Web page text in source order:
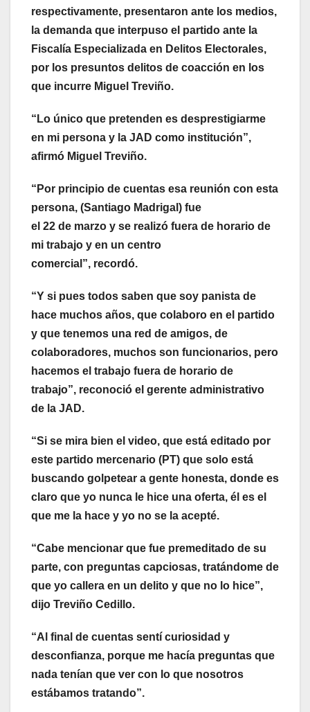
respectivamente, presentaron ante los medios,
la demanda que interpuso el partido ante la
Fiscalía Especializada en Delitos Electorales,
por los presuntos delitos de coacción en los
que incurre Miguel Treviño.
“Lo único que pretenden es desprestigiarme
en mi persona y la JAD como institución”,
afirmó Miguel Treviño.
“Por principio de cuentas esa reunión con esta
persona, (Santiago Madrigal) fue
el 22 de marzo y se realizó fuera de horario de
mi trabajo y en un centro
comercial”, recordó.
“Y si pues todos saben que soy panista de
hace muchos años, que colaboro en el partido
y que tenemos una red de amigos, de
colaboradores, muchos son funcionarios, pero
hacemos el trabajo fuera de horario de
trabajo”, reconoció el gerente administrativo
de la JAD.
“Si se mira bien el video, que está editado por
este partido mercenario (PT) que solo está
buscando golpetear a gente honesta, donde es
claro que yo nunca le hice una oferta, él es el
que me la hace y yo no se la acepté.
“Cabe mencionar que fue premeditado de su
parte, con preguntas capciosas, tratándome de
que yo callera en un delito y que no lo hice”,
dijo Treviño Cedillo.
“Al final de cuentas sentí curiosidad y
desconfianza, porque me hacía preguntas que
nada tenían que ver con lo que nosotros
estábamos tratando”.